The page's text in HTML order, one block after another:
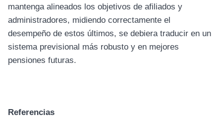
mantenga alineados los objetivos de afiliados y
administradores, midiendo correctamente el
desempeño de estos últimos, se debiera traducir en un
sistema previsional más robusto y en mejores
pensiones futuras.
Referencias